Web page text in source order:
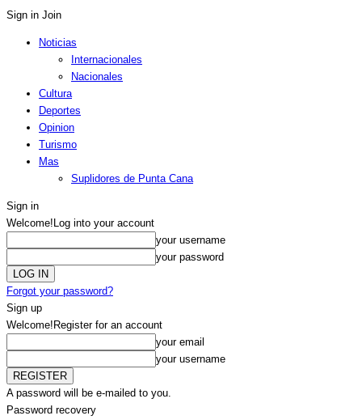
Sign in Join
Noticias
Internacionales
Nacionales
Cultura
Deportes
Opinion
Turismo
Mas
Suplidores de Punta Cana
Sign in
Welcome! Log into your account
your username
your password
Forgot your password?
Sign up
Welcome! Register for an account
your email
your username
A password will be e-mailed to you.
Password recovery